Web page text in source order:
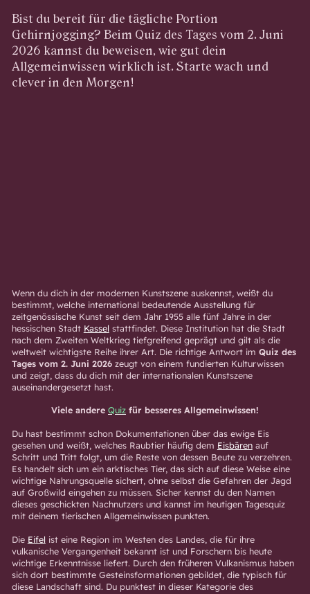
Bist du bereit für die tägliche Portion
Gehirnjogging? Beim Quiz des Tages vom 2. Juni
2026 kannst du beweisen, wie gut dein
Allgemeinwissen wirklich ist. Starte wach und
clever in den Morgen!
Wenn du dich in der modernen Kunstszene auskennst, weißt du
bestimmt, welche international bedeutende Ausstellung für
zeitgenössische Kunst seit dem Jahr 1955 alle fünf Jahre in der
hessischen Stadt Kassel stattfindet. Diese Institution hat die Stadt
nach dem Zweiten Weltkrieg tiefgreifend geprägt und gilt als die
weltweit wichtigste Reihe ihrer Art. Die richtige Antwort im Quiz des
Tages vom 2. Juni 2026zeugt von einem fundierten Kulturwissen
und zeigt, dass du dich mit der internationalen Kunstszene
auseinandergesetzt hast.
Viele andere Quiz für besseres Allgemeinwissen!
Du hast bestimmt schon Dokumentationen über das ewige Eis
gesehen und weißt, welches Raubtier häufig dem Eisbärenauf
Schritt und Tritt folgt, um die Reste von dessen Beute zu verzehren.
Es handelt sich um ein arktisches Tier, das sich auf diese Weise eine
wichtige Nahrungsquelle sichert, ohne selbst die Gefahren der Jagd
auf Großwild eingehen zu müssen. Sicher kennst du den Namen
dieses geschickten Nachnutzers und kannst im heutigen Tagesquiz
mit deinem tierischen Allgemeinwissen punkten.
Die Eifel ist eine Region im Westen des Landes, die für ihre
vulkanische Vergangenheit bekannt ist und Forschern bis heute
wichtige Erkenntnisse liefert. Durch den früheren Vulkanismus haben
sich dort bestimmte Gesteinsformationen gebildet, die typisch für
diese Landschaft sind. Du punktest in dieser Kategorie des